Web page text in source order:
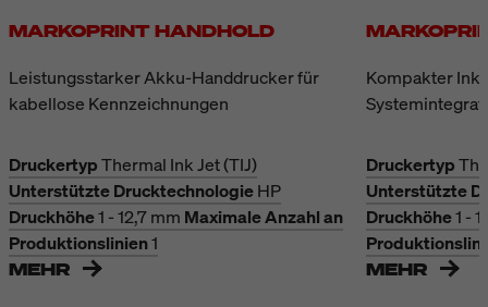
MARKOPRINT HANDHOLD
Leistungsstarker Akku-Handdrucker für
kabellose Kennzeichnungen
DruckertypThermal Ink Jet (TIJ)
Unterstützte DrucktechnologieHP
Druckhöhe1 - 12,7 mm Maximale Anzahl an
Produktionslinien1
MEHR
Kompakter
Druckertyp
Unterstützte
Druckhöhe1 -
MEHR